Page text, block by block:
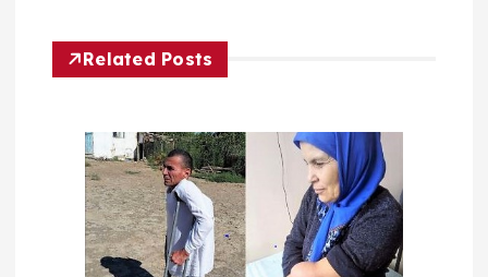
n
y
Related Posts